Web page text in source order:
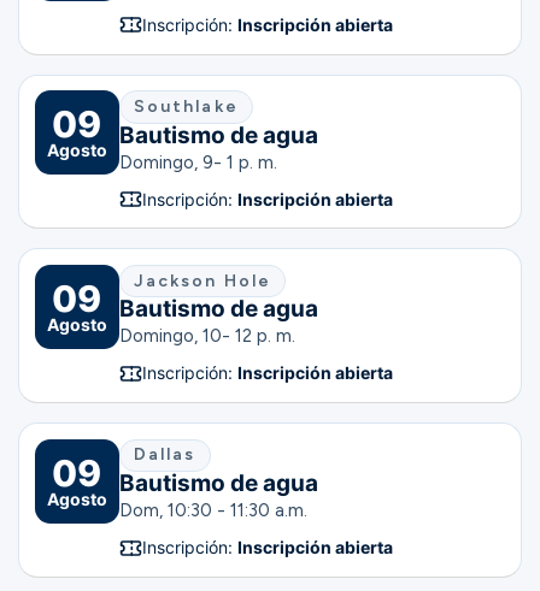
Inscripción: Inscripción abierta
09
Agosto
Southlake
Bautismo de agua
Domingo, 9- 1 p. m.
Inscripción: Inscripción abierta
09
Agosto
Jackson Hole
Bautismo de agua
Domingo, 10- 12 p. m.
Inscripción: Inscripción abierta
09
Agosto
Dallas
Bautismo de agua
Dom, 10:30 - 11:30 a.m.
Inscripción: Inscripción abierta